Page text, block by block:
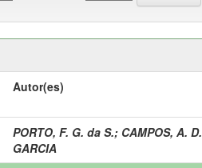
Autor(es)
PORTO, F. G. da S.; CAMPOS, A. D.
GARCIA